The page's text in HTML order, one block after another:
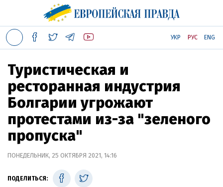
УКР РУС ENG
Туристическая и
ресторанная индустрия
Болгарии угрожают
протестами из-за "зеленого
пропуска"
ПОНЕДЕЛЬНИК, 25 ОКТЯБРЯ 2021, 14:16
ПОДЕЛИТЬСЯ: